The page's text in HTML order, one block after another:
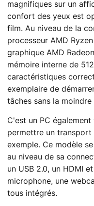
magnifiques sur un
confort des yeux est
film. Au niveau de la
processeur AMD
graphique AMD
mémoire interne de
caractéristiques
exemplaire de
tâches sans la
C'est un PC
permettre un transport
exemple. Ce modèle
au niveau de sa
un USB 2.0, un HDMI
microphone, une
tous intégrés.